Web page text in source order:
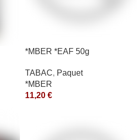
*MBER *EAF 50g
TABAC, Paquet
*MBER
11,20 €